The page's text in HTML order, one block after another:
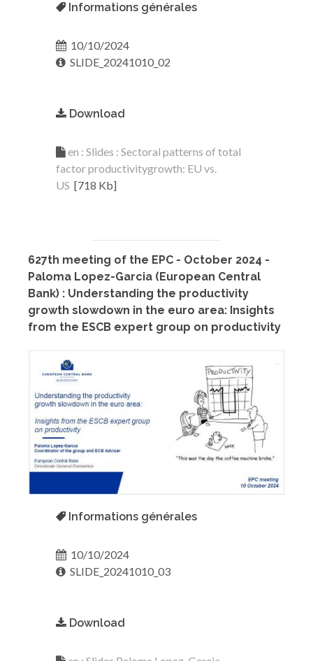
Informations générales
10/10/2024
SLIDE_20241010_02
Download
en : Slides : Sectoral patterns of total
factor productivitygrowth: EU vs.
US [718 Kb]
627th meeting of the EPC - October 2024 -
Paloma Lopez-Garcia (European Central
Bank) : Understanding the productivity
growth slowdown in the euro area: Insights
from the ESCB expert group on productivity
Informations générales
10/10/2024
SLIDE_20241010_03
Download